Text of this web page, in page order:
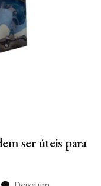
ser úteis para